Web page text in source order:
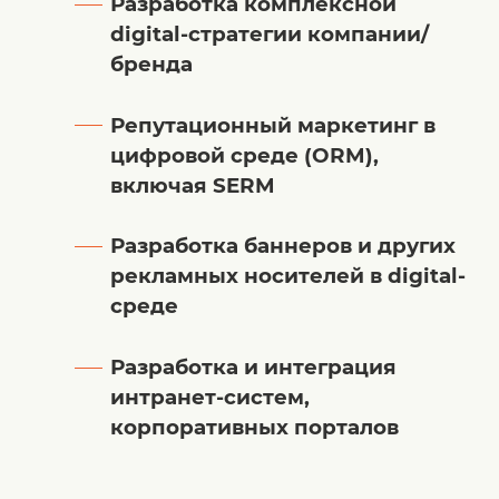
digital-стратегии компании/
бренда
Репутационный маркетинг в
цифровой среде (ORM),
включая SERM
Разработка баннеров и других
рекламных носителей в digital-
среде
Разработка и интеграция
интранет-систем,
корпоративных порталов